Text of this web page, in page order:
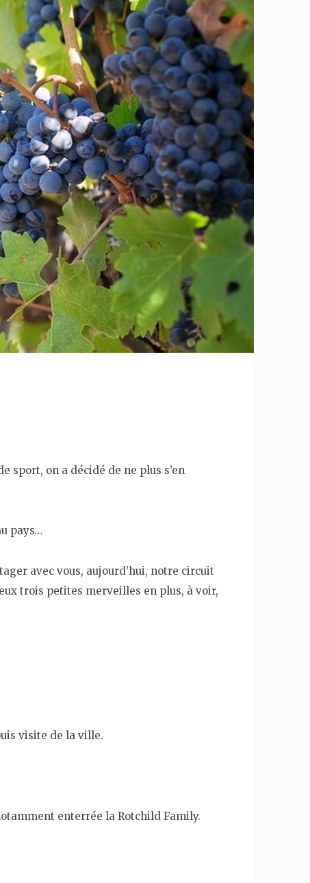
sport, on a décidé de ne plus s’en
pays…
avec vous, aujourd’hui, notre circuit
trois petites merveilles en plus, à voir,
visite de la ville.
enterrée la Rotchild Family.